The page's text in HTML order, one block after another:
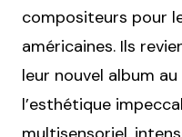
compositeurs pour
américaines. Ils
leur nouvel album
l’esthétique